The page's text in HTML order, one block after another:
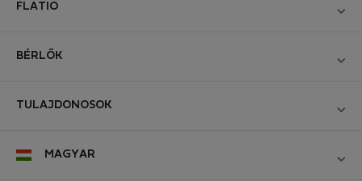
FLATIO
Csatlakozzon a Digitális Nomád Tesztelő Klubhoz
Üzleti feltételek
BÉRLŐK
Cégeknek
TULAJDONOSOK
MAGYAR